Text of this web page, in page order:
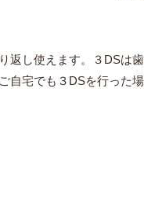
返し使えます。３DSは
自宅でも３DSを行った